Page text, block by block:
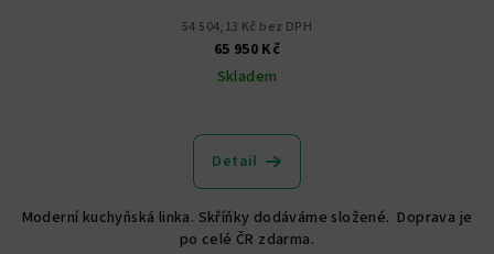
54 504,13 Kč bez DPH
65 950 Kč
Skladem
Detail
Moderní kuchyňská linka. Skříňky dodáváme složené. Doprava je
po celé ČR zdarma.